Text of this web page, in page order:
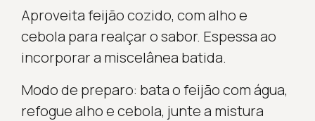
Aproveita feijão cozido, com alho e
cebola para realçar o sabor. Espessa ao
incorporar a miscelânea batida.
Modo de preparo: bata o feijão com água,
refogue alho e cebola, junte a mistura